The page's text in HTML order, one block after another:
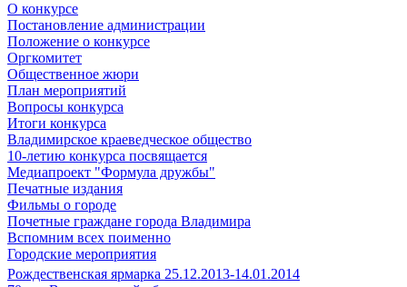
О конкурсе
Постановление администрации
Положение о конкурсе
Оргкомитет
Общественное жюри
План мероприятий
Вопросы конкурса
Итоги конкурса
Владимирское краеведческое общество
10-летию конкурса посвящается
Медиапроект "Формула дружбы"
Печатные издания
Фильмы о городе
Почетные граждане города Владимира
Вспомним всех поименно
Городские мероприятия
Рождественская ярмарка 25.12.2013-14.01.2014